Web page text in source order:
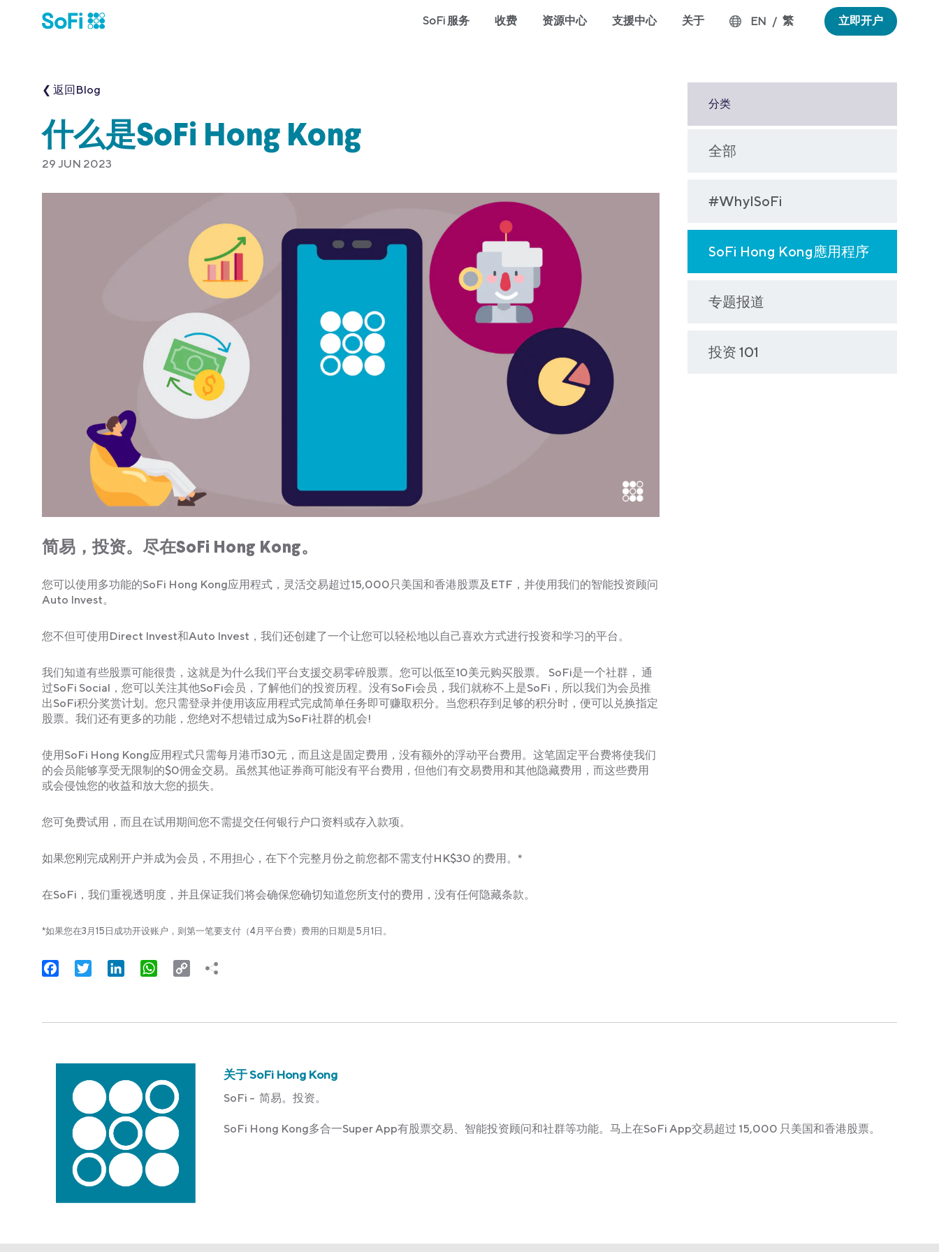
SoFi 服务 收费 资源中心 支援中心 关于 EN / 繁 立即开户
❮ 返回Blog
什么是SoFi Hong Kong
29 JUN 2023
简易，投资。尽在SoFi Hong Kong。
您可以使用多功能的SoFi Hong Kong应用程式，灵活交易超过15,000只美国和香港股票及ETF，并使用我们的智能投资顾问
Auto Invest。
您不但可使用Direct Invest和Auto Invest，我们还创建了一个让您可以轻松地以自己喜欢方式进行投资和学习的平台。
我们知道有些股票可能很贵，这就是为什么我们平台支援交易零碎股票。您可以低至10美元购买股票。 SoFi是一个社群， 通
过SoFi Social，您可以关注其他SoFi会员，了解他们的投资历程。没有SoFi会员，我们就称不上是SoFi，所以我们为会员推
出SoFi积分奖赏计划。您只需登录并使用该应用程式完成简单任务即可赚取积分。当您积存到足够的积分时，便可以兑换指定
股票。我们还有更多的功能，您绝对不想错过成为SoFi社群的机会!
使用SoFi Hong Kong应用程式只需每月港币30元，而且这是固定费用，没有额外的浮动平台费用。这笔固定平台费将使我们
的会员能够享受无限制的$0佣金交易。虽然其他证券商可能没有平台费用，但他们有交易费用和其他隐藏费用，而这些费用
或会侵蚀您的收益和放大您的损失。
您可免费试用，而且在试用期间您不需提交任何银行户口资料或存入款项。
如果您刚完成刚开户并成为会员，不用担心，在下个完整月份之前您都不需支付HK$30 的费用。*
在SoFi，我们重视透明度，并且保证我们将会确保您确切知道您所支付的费用，没有任何隐藏条款。
*如果您在3月15日成功开设账户，则第一笔要支付（4月平台费）费用的日期是5月1日。
FacebookTwitter LinkedInWhatsApp
Copy
分类
全部
#WhyISoFi
SoFi Hong Kong應用程序
专题报道
投资 101
关于 SoFi Hong Kong
SoFi – 简易。投资。
SoFi Hong Kong多合一Super App有股票交易、智能投资顾问和社群等功能。马上在SoFi App交易超过 15,000 只美国和香港股票。